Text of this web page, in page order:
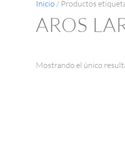
Inicio / Productos
AROS
Mostrando el único